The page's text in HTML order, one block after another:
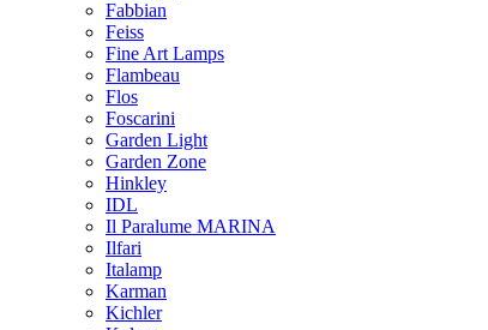
Fabbian
Feiss
Fine Art Lamps
Flambeau
Flos
Foscarini
Garden Light
Garden Zone
Hinkley
IDL
Il Paralume MARINA
Ilfari
Italamp
Karman
Kichler